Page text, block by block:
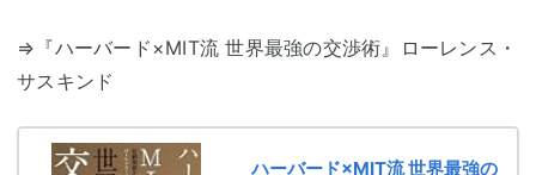
⇒『ハーバード×MIT流 世界最強の交渉術』ローレンス・
サスキンド
ハーバード×MIT流 世界最強の